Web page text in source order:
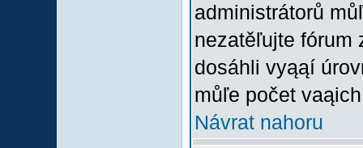
administrátorů
nezatěľujte fórum
dosáhli vyąąí
můľe počet
Návrat nahoru